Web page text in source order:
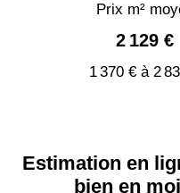
Prix m²
2 129 €
1 370 € à 2
Estimation en
bien en